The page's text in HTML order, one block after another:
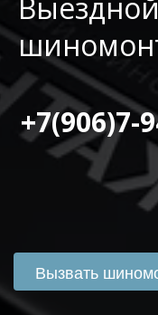
+7(906)7-
Вызвать